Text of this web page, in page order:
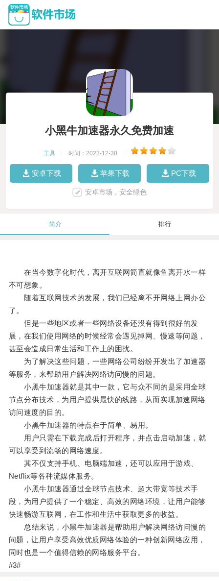
小黑牛加速器永久免费加速
工具 时间：2023-12-30
安卓下载 苹果下载 PC下载
安卓市场，安全绿色
简介 排行
在当今数字化时代，离开互联网简直就像鱼离开水一样
不可想象。
随着互联网技术的发展，我们已经离不开网络上网办公
了。
但是一些地区或者一些网络设备还没有得到很好的发
展，在我们使用网络的时候经常会遇见掉网、慢速等问题，
甚至会造成日常生活和工作上的困扰。
为了解决这些问题，一些网络公司纷纷开发出了加速器
等服务，来帮助用户解决网络访问慢的问题。
小黑牛加速器就是其中一款，它与众不同的是采用全球
节点分布技术，为用户提供最快的线路，从而实现加速网络
访问速度的目的。
小黑牛加速器的特点在于简单、易用。
用户只需在下载完成后打开程序，并点击启动加速，就
可以享受到流畅的网络速度。
其不仅支持手机、电脑端加速，还可以应用于游戏、
Netflix等各种流媒体服务。
小黑牛加速器通过全球节点技术、超大带宽等技术手
段，为用户提供了一个稳定、高效的网络环境，让用户能够
快速畅游互联网，在工作和生活中获取更多的收益。
总结来说，小黑牛加速器是帮助用户解决网络访问慢的
问题，让用户享受高效优质网络体验的一种创新网络应用，
同时也是一个值得信赖的网络服务平台。
#3#